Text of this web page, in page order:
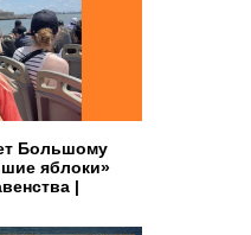
Большому
яблоки»
|